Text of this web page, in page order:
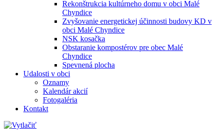
Rekonštrukcia kultúrneho domu v obci Malé
Chyndice
Zvyšovanie energetickej účinnosti budovy KD v
obci Malé Chyndice
NSK kosačka
Obstaranie kompostérov pre obec Malé
Chyndice
Spevnená plocha
Udalosti v obci
Oznamy
Kalendár akcií
Fotogaléria
Kontakt